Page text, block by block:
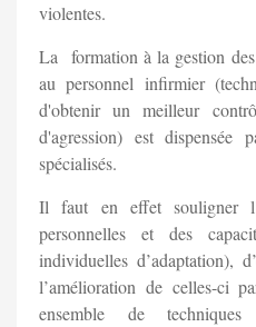
violentes.
La formation à la gestion
au personnel infirmier
d'obtenir un meilleur
d'agression) est dispensée
spécialisés.
Il faut en effet souligner
personnelles et des
individuelles d’adaptation),
l’amélioration de celles-ci
ensemble de